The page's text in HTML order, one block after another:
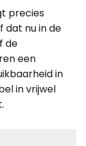
precies
dat nu in de
de
een
in
in vrijwel